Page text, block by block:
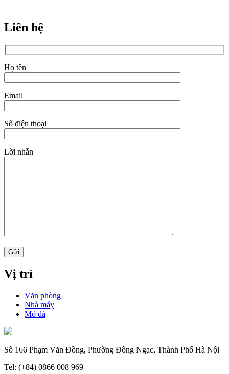
Liên hệ
Họ tên
Email
Số điện thoại
Lời nhắn
Vị trí
Văn phòng
Nhà máy
Mỏ đá
Số 166 Phạm Văn Đồng, Phường Đông Ngạc, Thành Phố Hà Nội
Tel: (+84) 0866 008 969